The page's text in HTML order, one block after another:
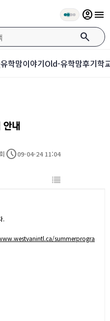
search
account_circlemenu
유학맘이야기Old-유학맘후기학
내
schedule09-04-24 11:04
.
summerprogra